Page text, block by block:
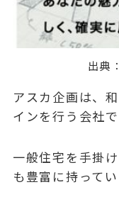
出典：
アスカ企画は、
インを行う会社で
一般住宅を手掛
も豊富に持ってい